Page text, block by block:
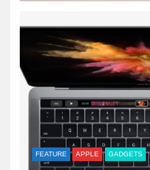
FEATURE APPLE GADGETS